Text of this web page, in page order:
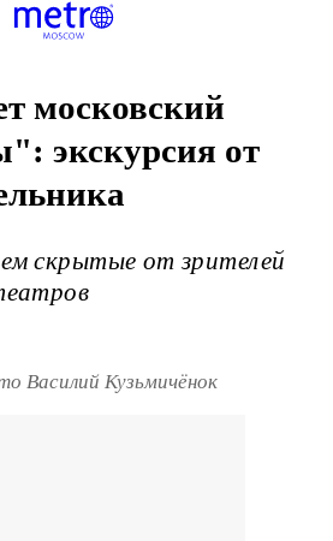
московский
экскурсия от
скрытые от зрителей
Василий Кузьмичёнок